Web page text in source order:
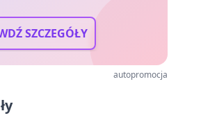
SZCZEGÓŁY
autopromocja